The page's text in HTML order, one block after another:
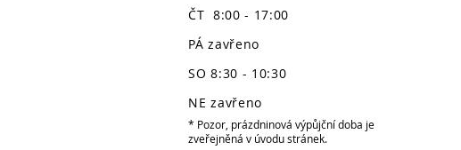
ČT 8:00 - 17:00
PÁ zavřeno
SO 8:30 - 10:30
NE zavřeno
* Pozor, prázdninová výpůjční doba je
zveřejněná v úvodu stránek.